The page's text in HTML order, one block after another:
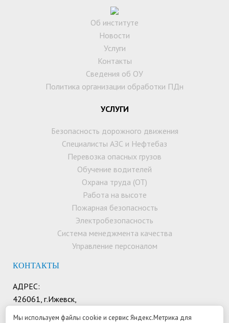
Об институте
Новости
Услуги
Контакты
Сведения об ОУ
Политика организации обработки ПДн
УСЛУГИ
Безопасность дорожного движения
Специалисты АЗС и Нефтебаз
Перевозка опасных грузов
Обучение водителей
Охрана труда (ОТ)
Работа на высоте
Пожарная безопасность
Электробезопасность
Система менеджмента качества
Управление персоналом
КОНТАКТЫ
АДРЕС:
426061, г.Ижевск,
Мы используем файлы cookie и сервис Яндекс.Метрика для